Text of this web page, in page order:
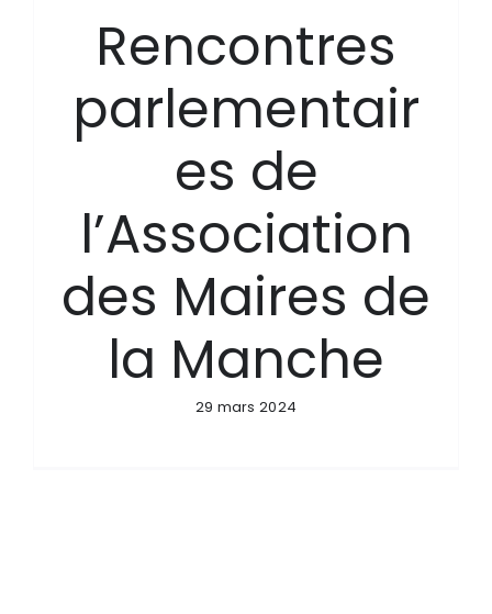
Rencontres
parlementair
es de
l’Association
des Maires de
la Manche
29 mars 2024